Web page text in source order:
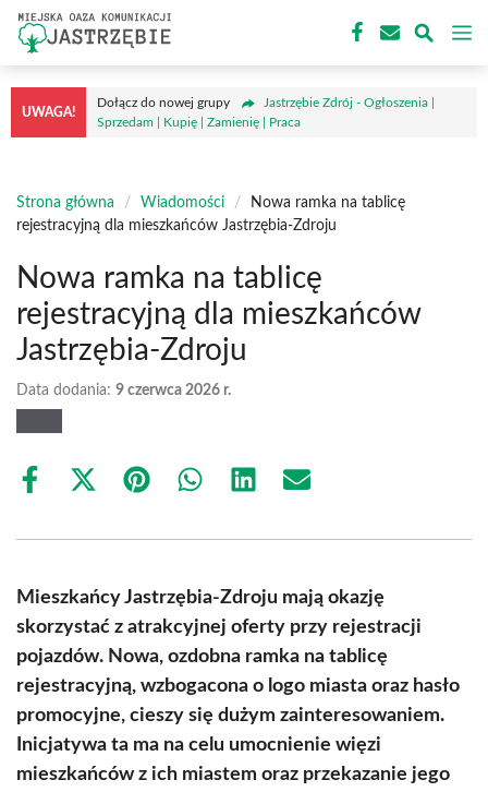
Przejdź
treści
UWAGA!
Dołącz do nowej grupy
Jastrzębie Zdrój - Ogłoszenia |
Sprzedam | Kupię | Zamienię | Praca
Strona główna / Wiadomości /
Nowa ramka na tablicę
rejestracyjną dla mieszkańców Jastrzębia-Zdroju
Nowa ramka na tablicę
rejestracyjną dla mieszkańców
Jastrzębia-Zdroju
Data dodania: 9 czerwca 2026 r.
Share
Share
(Twitter)
Share Share Share Share
Mieszkańcy Jastrzębia-Zdroju mają okazję
skorzystać z atrakcyjnej oferty przy rejestracji
pojazdów. Nowa, ozdobna ramka na tablicę
rejestracyjną, wzbogacona o logo miasta oraz hasło
promocyjne, cieszy się dużym zainteresowaniem.
Inicjatywa ta ma na celu umocnienie więzi
mieszkańców z ich miastem oraz przekazanie jego